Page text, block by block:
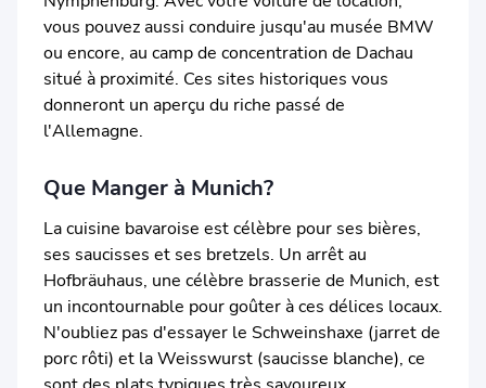
vous pouvez aussi conduire jusqu'au musée BMW
ou encore, au camp de concentration de Dachau
situé à proximité. Ces sites historiques vous
donneront un aperçu du riche passé de
l'Allemagne.
Que Manger à Munich?
La cuisine bavaroise est célèbre pour ses bières,
ses saucisses et ses bretzels. Un arrêt au
Hofbräuhaus, une célèbre brasserie de Munich, est
un incontournable pour goûter à ces délices locaux.
N'oubliez pas d'essayer le Schweinshaxe (jarret de
porc rôti) et la Weisswurst (saucisse blanche), ce